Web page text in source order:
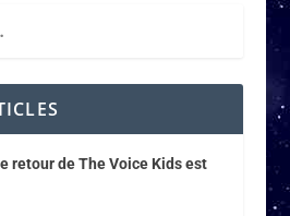
retour de The Voice Kids est